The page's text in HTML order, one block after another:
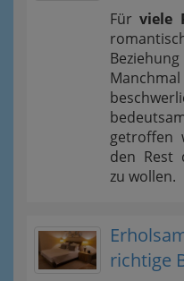
Fürviele
getroffen
den Rest
zu wollen.
richtige